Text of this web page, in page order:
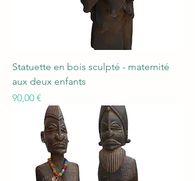
Statuette en bois sculpté - maternité
aux deux enfants
Prix
90,00 €